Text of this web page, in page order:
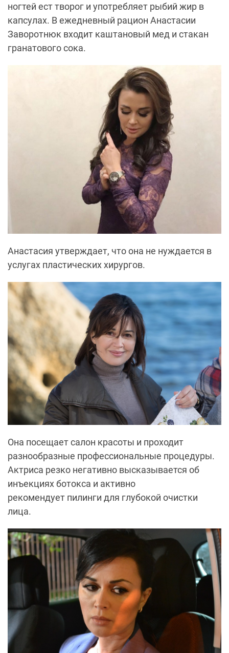
ногтей ест творог и употребляет рыбий жир в
капсулах. В ежедневный рацион Анастасии
Заворотнюк входит каштановый мед и стакан
гранатового сока.
Анастасия утверждает, что она не нуждается в
услугах пластических хирургов.
Она посещает салон красоты и проходит
разнообразные профессиональные процедуры.
Актриса резко негативно высказывается об
инъекцияхботокса и активно
рекомендует пилинги для глубокой очистки
лица.